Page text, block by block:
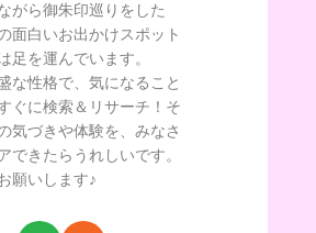
がら御朱印巡りをした
面白いお出かけスポット
足を運んでいます。
な性格で、気になること
ぐに検索＆リサーチ！そ
気づきや体験を、みなさ
できたらうれしいです。
願いします♪